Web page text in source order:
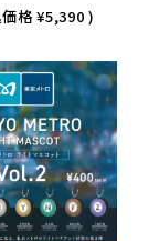
格¥5,390 )